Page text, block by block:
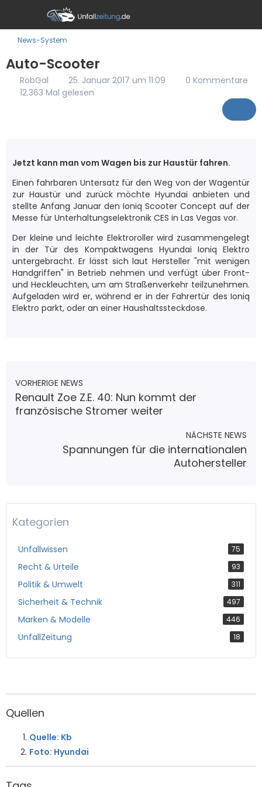
News-System
Auto-Scooter
RobGal 25. Januar 2017 um 11:09
0 Kommentare
12.363 Mal gelesen
Jetzt kann man vom Wagen bis zur Haustür fahren.
Einen fahrbaren Untersatz für den Weg von der Wagentür
zur Haustür und zurück möchte Hyundai anbieten und
stellte Anfang Januar den Ioniq Scooter Concept auf der
Messe für Unterhaltungselektronik CES in Las Vegas vor.
Der kleine und leichte Elektroroller wird zusammengelegt
in der Tür des Kompaktwagens Hyundai Ioniq Elektro
untergebracht. Er lässt sich laut Hersteller "mit wenigen
Handgriffen" in Betrieb nehmen und verfügt über Front-
und Heckleuchten, um am Straßenverkehr teilzunehmen.
Aufgeladen wird er, während er in der Fahrertür des Ioniq
Elektro parkt, oder an einer Haushaltssteckdose.
VORHERIGE NEWS
Renault Zoe Z.E. 40: Nun kommt der
französische Stromer weiter
NÄCHSTE NEWS
Spannungen für die internationalen
Autohersteller
Kategorien
Unfallwissen 75
Recht & Urteile 93
Politik & Umwelt 311
Sicherheit & Technik 497
Marken & Modelle 446
UnfallZeitung 18
Quellen
Quelle: Kb
Foto: Hyundai